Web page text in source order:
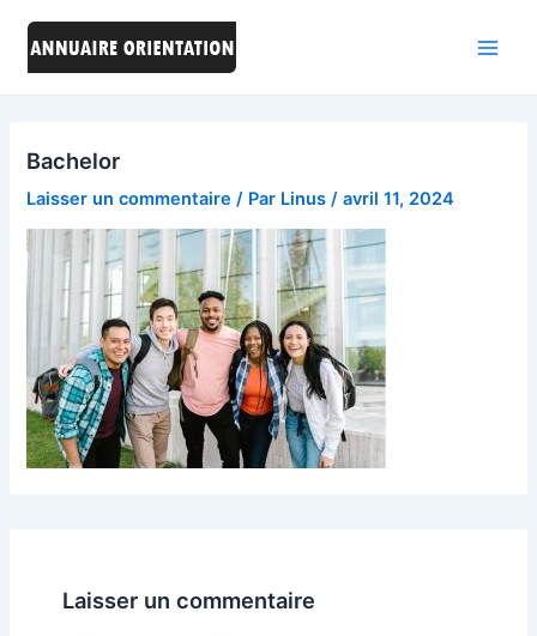
contenu
Bachelor
Laisser un commentaire / Par Linus/avril 11, 2024
Laisser un commentaire